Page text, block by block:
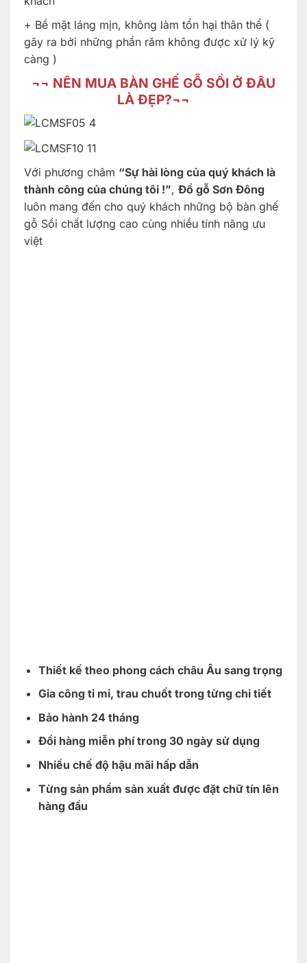
+ Bề mặt láng mịn, không làm tổn hại thân thể (
gây ra bởi những phần răm không được xử lý kỹ
càng )
¬¬ NÊN MUA BÀN GHẾ GỖ SỒI Ở ĐÂU
LÀ ĐẸP?¬¬
Với phương châm “Sự hài lòng của quý khách là
thành công của chúng tôi !”, Đồ gỗ Sơn Đông
luôn mang đến cho quý khách những bộ bàn ghế
gỗ Sồi chất lượng cao cùng nhiều tính năng ưu
việt
Thiết kế theo phong cách châu Âu sang trọng
Gia công tỉ mỉ, trau chuốt trong từng chi tiết
Bảo hành 24 tháng
Đổi hàng miễn phí trong 30 ngày sử dụng
Nhiều chế độ hậu mãi hấp dẫn
Từng sản phẩm sản xuất được đặt chữ tín lên
hàng đầu